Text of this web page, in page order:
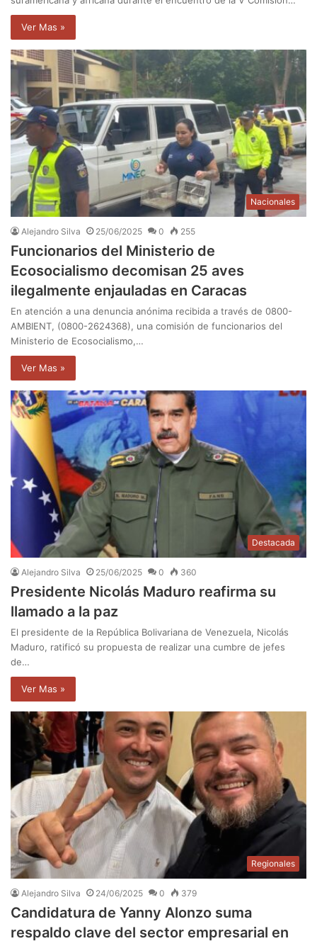
Ver Mas »
Nacionales
Alejandro Silva 25/06/2025 0 255
Funcionarios del Ministerio de
Ecosocialismo decomisan 25 aves
ilegalmente enjauladas en Caracas
En atención a una denuncia anónima recibida a través de 0800-
AMBIENT, (0800-2624368), una comisión de funcionarios del
Ministerio de Ecosocialismo,…
Ver Mas »
Destacada
Alejandro Silva 25/06/2025 0 360
Presidente Nicolás Maduro reafirma su
llamado a la paz
El presidente de la República Bolivariana de Venezuela, Nicolás
Maduro, ratificó su propuesta de realizar una cumbre de jefes
de…
Ver Mas »
Regionales
Alejandro Silva 24/06/2025 0 379
Candidatura de Yanny Alonzo suma
respaldo clave del sector empresarial en